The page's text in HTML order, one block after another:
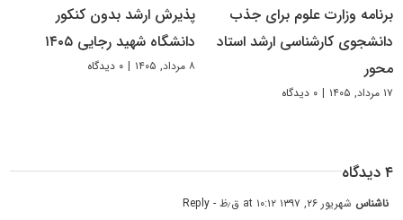
برنامه وزارت علوم برای جذب
دانشجوی کارشناسی ارشد استاد
محور
۱۷ مرداد, ۱۴۰۵ | ۰ دیدگاه
پذیرش ارشد بدون کنکور
دانشگاه شهید رجایی ۱۴۰۵
۸ مرداد, ۱۴۰۵ | ۰ دیدگاه
۴ دیدگاه
ناشناس شهریور ۲۶, ۱۳۹۷ at ۱۰:۱۲ ق٫ظ - Reply